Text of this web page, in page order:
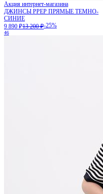
Акция интернет-магазина
ДЖИНСЫ PPEP ПРЯМЫЕ ТЕМНО-
СИНИЕ
9 890 ₽13 200 ₽-25%
46